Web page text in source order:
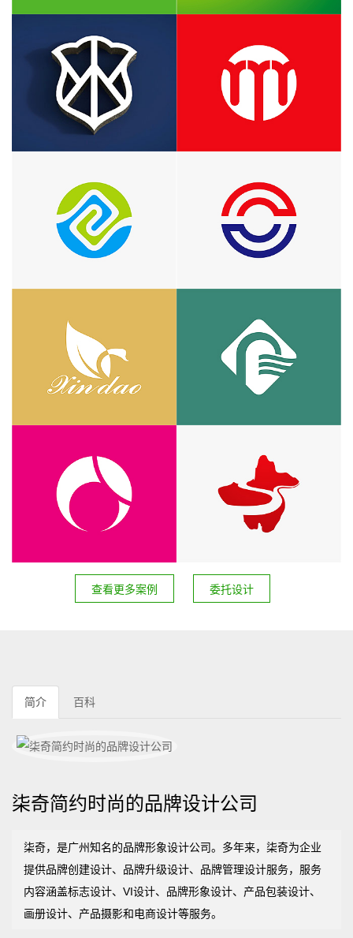
查看更多案例 委托设计
简介 百科
柒奇简约时尚的品牌设计公司
柒奇，是广州知名的品牌形象设计公司。多年来，柒奇为企业
提供品牌创建设计、品牌升级设计、品牌管理设计服务，服务
内容涵盖标志设计、VI设计、品牌形象设计、产品包装设计、
画册设计、产品摄影和电商设计等服务。